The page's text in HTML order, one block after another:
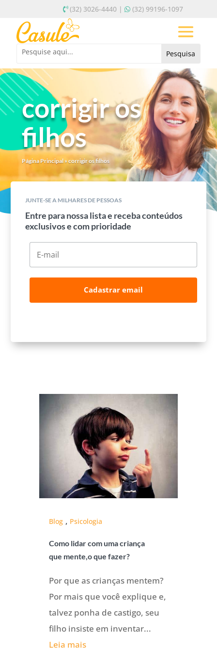
(32) 3026-4440 | (32) 99196-1097
corrigir os
filhos
Página Principal» corrigir os filhos
JUNTE-SE A MILHARES DE PESSOAS
Entre para nossa lista e receba conteúdos
exclusivos e com prioridade
Cadastrar email
Blog , Psicologia
Como lidar com uma criança
que mente,o que fazer?
Por que as crianças mentem?
Por mais que você explique e,
talvez ponha de castigo, seu
filho insiste em inventar...
Leia mais